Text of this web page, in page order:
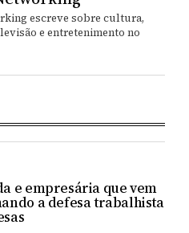
escreve sobre cultura,
e entretenimento no
e empresária que vem
a defesa trabalhista